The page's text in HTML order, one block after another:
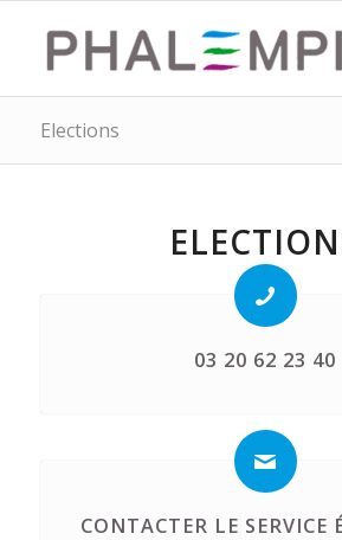
Elections
03 20 62 23 40
CONTACTER LE SERVICE